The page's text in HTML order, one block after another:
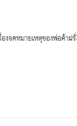
จดหมายเหตุของพ่อค้า